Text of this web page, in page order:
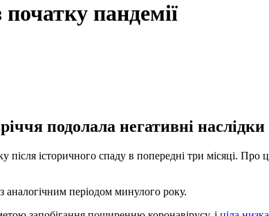
пандемії
подолала негативні наслідки
історичного спаду в попередні три місяці. Про
аналогічним періодом минулого року.